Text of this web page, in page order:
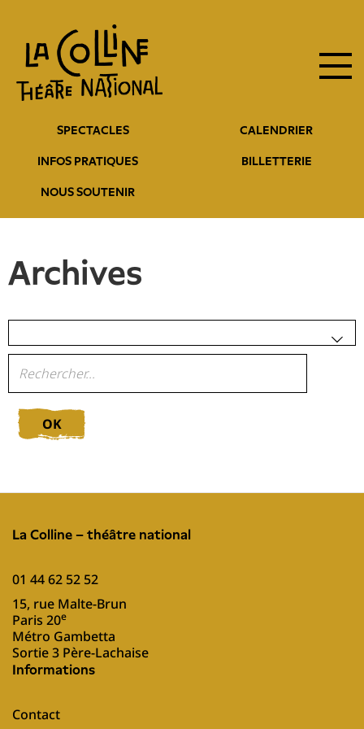
contenu
principal
entête
SPECTACLES CALENDRIER
INFOS PRATIQUES BILLETTERIE
NOUS SOUTENIR
principale
Archives
OK
La Colline – théâtre national
01 44 62 52 52
15, rue Malte-Brun
Paris 20e
Métro Gambetta
Sortie 3 Père-Lachaise
Informations
Contact